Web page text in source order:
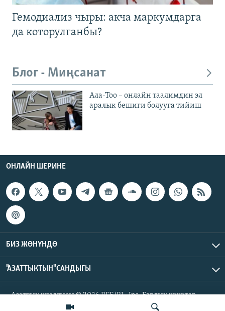
Гемодиализ чыры: акча маркумдарга
да которулганбы?
Блог - Миңсанат
Ала-Тоо – онлайн таалимдин эл
аралык бешиги болууга тийиш
ОНЛАЙН ШЕРИНЕ
БИЗ ЖӨНҮНДӨ
"АЗАТТЫКТЫН" САНДЫГЫ
Азаттык үналгысы © 2026 RFE/RL, Inc. Бардык укуктар